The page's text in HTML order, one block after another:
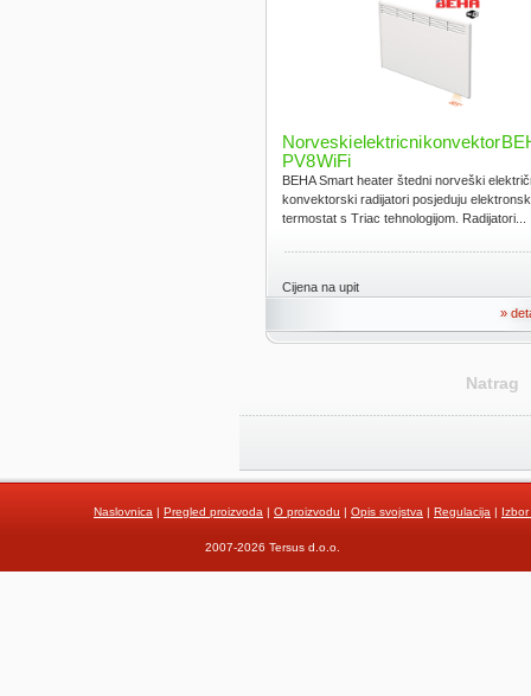
Norveski elektricni konvektor
PV8 WiFi
BEHA Smart heater štedni norveški
konvektorski radijatori posjeduju
termostat s Triac tehnologijom. Radijatori...
Cijena na upit
»
Natrag
Naslovnica | Pregled proizvoda | O proizvodu | Opis svojstva | Regulacija |
2007-2026 Tersus d.o.o.